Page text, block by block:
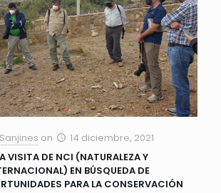
on
14 diciembre, 2021
VISITA DE NCI (NATURALEZA Y
EN BÚSQUEDA DE
PARA LA CONSERVACIÓN